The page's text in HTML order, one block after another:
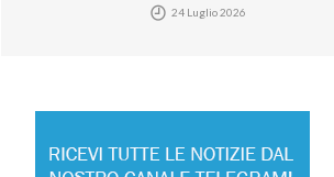
24 Luglio 2026